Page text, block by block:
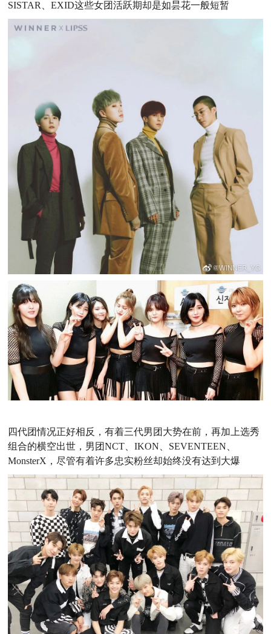
SISTAR、EXID这些女团活跃期却是如昙花一般短暂
四代团情况正好相反，有着三代男团大势在前，再加上选秀
组合的横空出世，男团NCT、IKON、SEVENTEEN、
MonsterX，尽管有着许多忠实粉丝却始终没有达到大爆